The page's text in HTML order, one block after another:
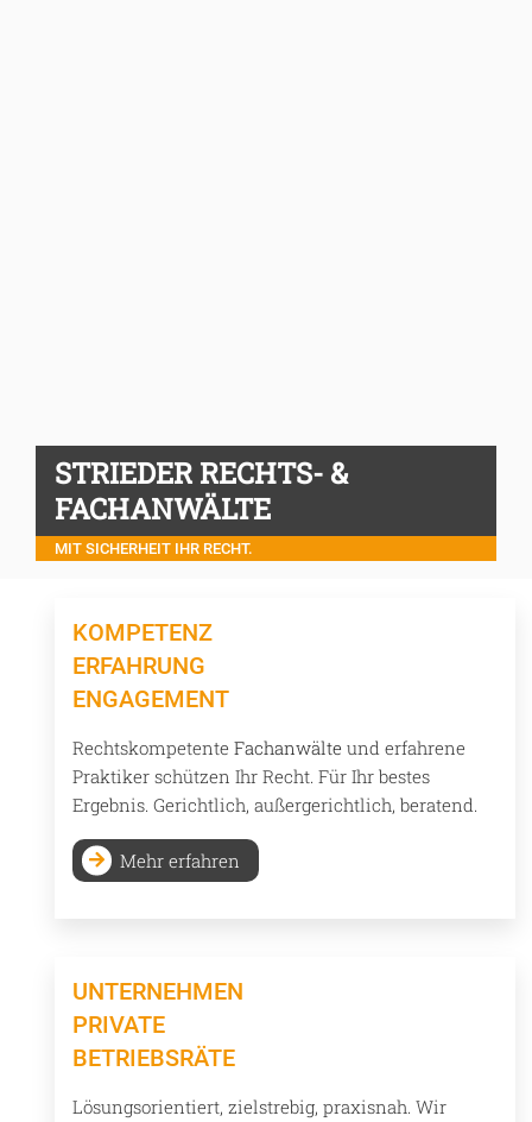
STRIEDER RECHTS- &
FACHANWÄLTE
MIT SICHERHEIT IHR RECHT.
KOMPETENZ
ERFAHRUNG
ENGAGEMENT
Rechtskompetente Fachanwälte und erfahrene
Praktiker schützen Ihr Recht. Für Ihr bestes
Ergebnis. Gerichtlich, außergerichtlich, beratend.
Mehr erfahren
UNTERNEHMEN
PRIVATE
BETRIEBSRÄTE
Lösungsorientiert, zielstrebig, praxisnah. Wir